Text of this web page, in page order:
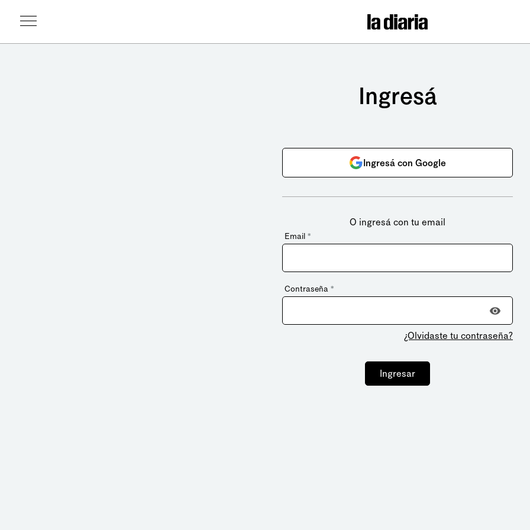
Ingresá
Ingresá con Google
O ingresá con tu email
Email *
Contraseña *
¿Olvidaste tu contraseña?
Ingresar